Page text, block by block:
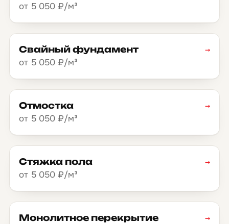
от 5 050 ₽/м³
Свайный фундамент
от 5 050 ₽/м³
→
Отмостка
от 5 050 ₽/м³
→
Стяжка пола
от 5 050 ₽/м³
→
Монолитное перекрытие
→